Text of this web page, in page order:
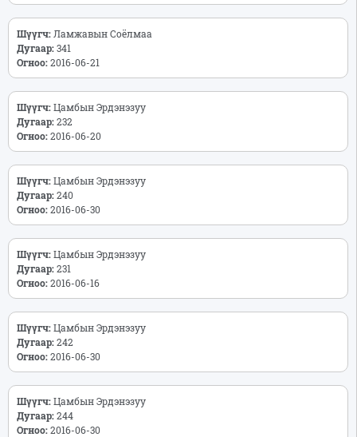
Шүүгч: Ламжавын Соёлмаа
Дугаар:341
Огноо:2016-06-21
Шүүгч:Цамбын Эрдэнэзуу
Дугаар:232
Огноо:2016-06-20
Шүүгч:Цамбын Эрдэнэзуу
Дугаар:240
Огноо:2016-06-30
Шүүгч:Цамбын Эрдэнэзуу
Дугаар:231
Огноо:2016-06-16
Шүүгч:Цамбын Эрдэнэзуу
Дугаар:242
Огноо:2016-06-30
Шүүгч:Цамбын Эрдэнэзуу
Дугаар:244
Огноо:2016-06-30